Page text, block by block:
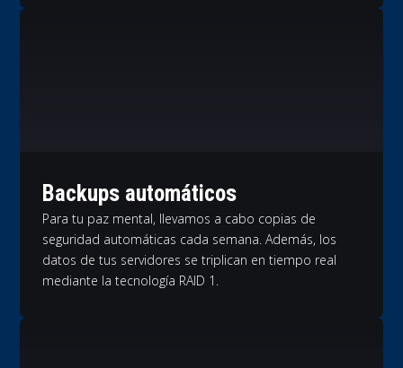
Backups automáticos
Para tu paz mental, llevamos a cabo copias de
seguridad automáticas cada semana. Además, los
datos de tus servidores se triplican en tiempo real
mediante la tecnología RAID 1.